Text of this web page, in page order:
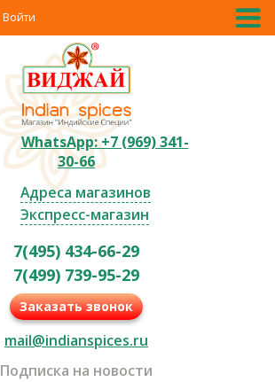
Войти
WhatsApp: +7 (969) 341-
30-66
Адреса магазинов
Экспресс-магазин
7(495) 434-66-29
7(499) 739-95-29
Заказать звонок
mail@indianspices.ru
Подписка на новости